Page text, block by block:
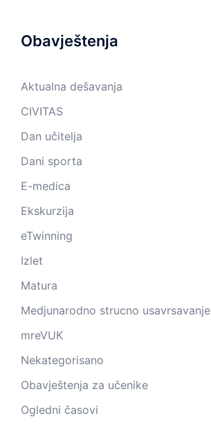
Obavještenja
Aktualna dešavanja
CIVITAS
Dan učitelja
Dani sporta
E-medica
Ekskurzija
eTwinning
Izlet
Matura
Medjunarodno strucno usavrsavanje
mreVUK
Nekategorisano
Obavještenja za učenike
Ogledni časovi